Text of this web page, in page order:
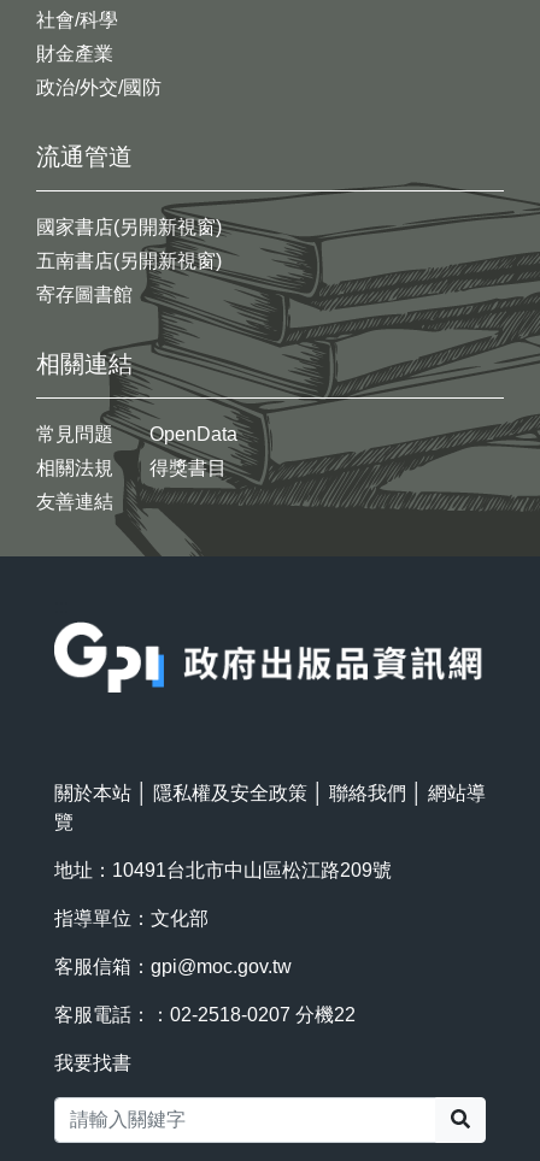
社會/科學
財金產業
政治/外交/國防
流通管道
國家書店(另開新視窗)
五南書店(另開新視窗)
寄存圖書館
相關連結
常見問題
相關法規
友善連結
OpenData
得獎書目
關於本站 隱私權及安全政策 聯絡我們
網站導
覽
地址：10491台北市中山區松江路209號
指導單位：文化部
客服信箱： gpi@moc.gov.tw
客服電話：：02-2518-0207 分機22
我要找書